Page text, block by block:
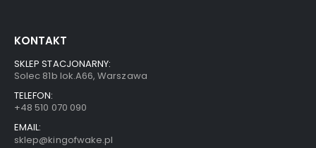
KONTAKT
SKLEP STACJONARNY:
Solec 81b lok.A66, Warszawa
TELEFON:
+48 510 070 090
EMAIL:
sklep@kingofwake.pl